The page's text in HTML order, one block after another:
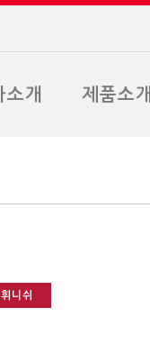
소개 제품소개
니쉬